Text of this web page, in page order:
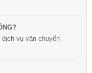
vụ vận chuyển